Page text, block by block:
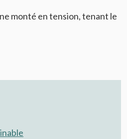
monté en tension, tenant le